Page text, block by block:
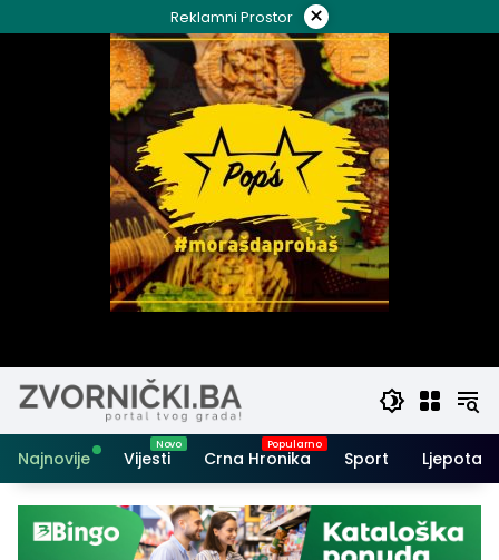
to
Reklamni Prostor ×
Najnovije Vijesti Crna Hronika Sport Ljepota i